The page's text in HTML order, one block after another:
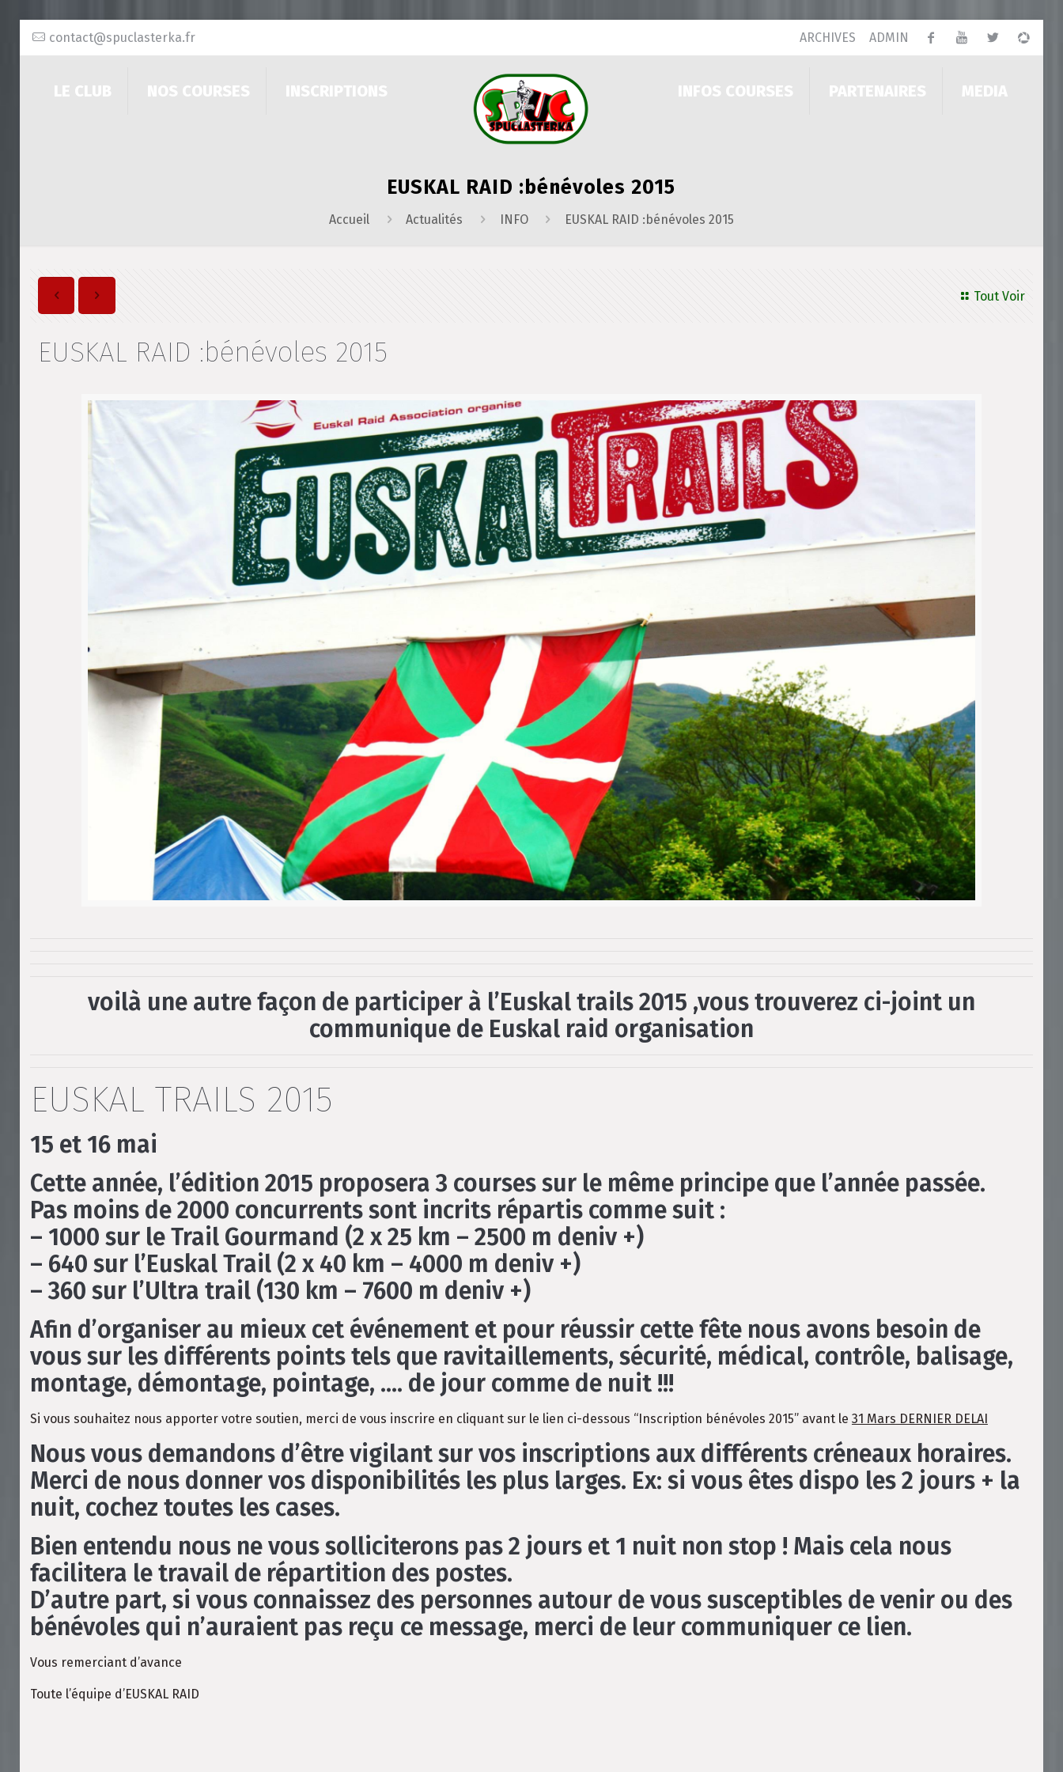
contact@spuclasterka.fr ARCHIVES ADMIN
LE CLUB NOS COURSES INSCRIPTIONS INFOS COURSES PARTENAIRES MEDIA
EUSKAL RAID :bénévoles 2015
Accueil Actualités INFO EUSKAL RAID :bénévoles 2015
Tout Voir
EUSKAL RAID :bénévoles 2015
voilà une autrefaçon de participer à l’Euskaltrails2015 ,vous trouverez ci-joint un
communique de Euskal raid organisation
EUSKAL TRAILS 2015
15 et 16 mai
Cette année, l’édition 2015 proposera 3 courses sur le même principe que l’année passée.
Pas moins de 2000 concurrents sont incrits répartis comme suit :
– 1000 sur le Trail Gourmand (2 x 25 km – 2500 m deniv +)
– 640 sur l’Euskal Trail (2 x 40 km – 4000 m deniv +)
– 360 sur l’Ultra trail (130 km – 7600 m deniv +)
Afin d’organiser au mieux cet événement et pour réussir cette fête nous avons besoin de
vous sur les différents points tels que ravitaillements, sécurité, médical, contrôle, balisage,
montage, démontage, pointage, …. de jour comme de nuit !!!
Si vous souhaitez nous apporter votre soutien, merci de vous inscrire en cliquant sur le lien ci-dessous “Inscription bénévoles 2015” avant le 31 Mars DERNIER DELAI
Nous vous demandons d’être vigilant sur vos inscriptions aux différents créneaux horaires.
Merci de nous donner vos disponibilités les plus larges. Ex: si vous êtes dispo les 2 jours + la
nuit, cochez toutes les cases.
Bien entendu nous ne vous solliciterons pas 2 jours et 1 nuit non stop ! Mais cela nous
facilitera le travail de répartition des postes.
D’autre part, si vous connaissez des personnes autour de vous susceptibles de venir ou des
bénévoles qui n’auraient pas reçu ce message, merci de leur communiquer ce lien.
Vous remerciant d’avance
Toute l’équipe d’EUSKAL RAID